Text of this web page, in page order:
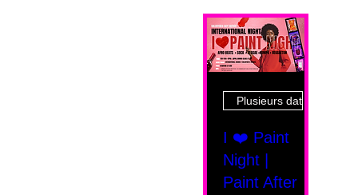
Plusieurs dates
I ❤️ Paint
Night |
Paint After